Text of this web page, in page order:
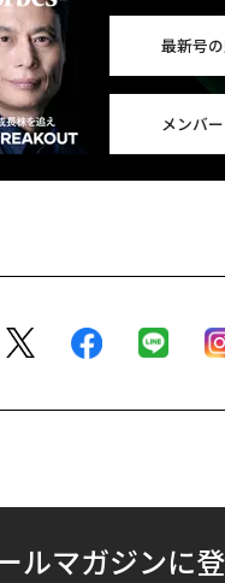
最新号
メンバ
ルマガジンに